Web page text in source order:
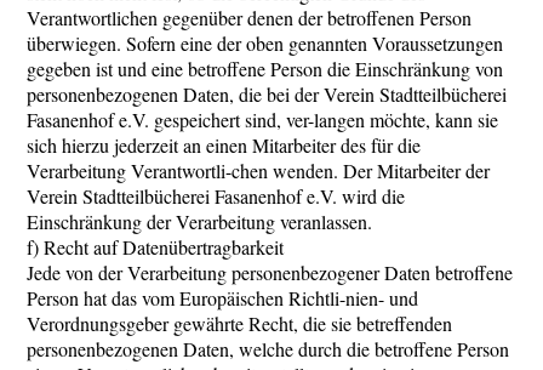
Verantwortlichen gegenüber denen der betroffenen Person
überwiegen. Sofern eine der oben genannten Voraussetzungen
gegeben ist und eine betroffene Person die Einschränkung von
personenbezogenen Daten, die bei der Verein Stadtteilbücherei
Fasanenhof e.V. gespeichert sind, ver-langen möchte, kann sie
sich hierzu jederzeit an einen Mitarbeiter des für die
Verarbeitung Verantwortli-chen wenden. Der Mitarbeiter der
Verein Stadtteilbücherei Fasanenhof e.V. wird die
Einschränkung der Verarbeitung veranlassen.
f) Recht auf Datenübertragbarkeit
Jede von der Verarbeitung personenbezogener Daten betroffene
Person hat das vom Europäischen Richtli-nien- und
Verordnungsgeber gewährte Recht, die sie betreffenden
personenbezogenen Daten, welche durch die betroffene Person